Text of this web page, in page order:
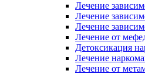
Лечение
Лечение
Лечение
Лечение от
Детоксикация
Лечение
Лечение от